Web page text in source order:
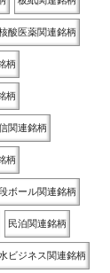
酸医薬関連銘柄
柄
柄
関連銘柄
柄
ボール関連銘柄
民泊関連銘柄
ビジネス関連銘柄